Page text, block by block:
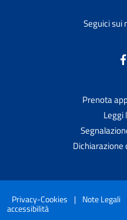
Seguici sui
Prenota
Leggi
Dichiarazione
Privacy-Cookies | Note Legali
accessibilità